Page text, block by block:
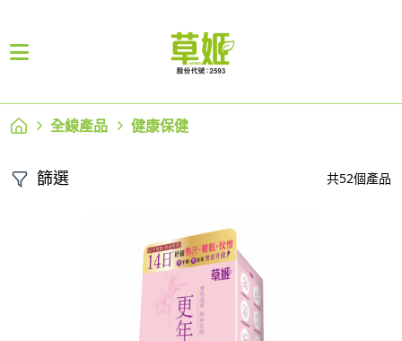
全線產品 健康保健
篩選 共52個產品